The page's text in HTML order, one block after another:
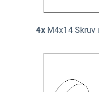
4xM4x14 Skruv